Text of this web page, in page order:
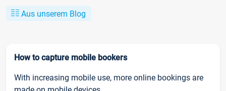
Aus unserem Blog
How to capture mobile bookers
With increasing mobile use, more online bookings are